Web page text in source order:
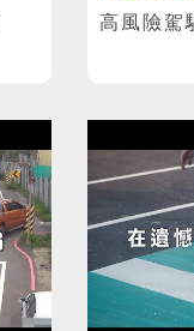
高風險駕